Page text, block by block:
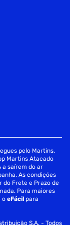
risco para
pelo Martins.
Martins Atacado
a saírem do ar
As condições
do Frete e Prazo de
Para maiores
oeFácil para
S.A. - Todos